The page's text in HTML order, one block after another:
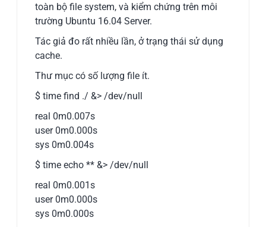
toàn bộ file system, và kiểm chứng trên môi
trường Ubuntu 16.04 Server.
Tác giả đo rất nhiều lần, ở trạng thái sử dụng
cache.
Thư mục có số lượng file ít.
$ time find ./ &> /dev/null
real 0m0.007s
user 0m0.000s
sys 0m0.004s
$ time echo ** &> /dev/null
real 0m0.001s
user 0m0.000s
sys 0m0.000s